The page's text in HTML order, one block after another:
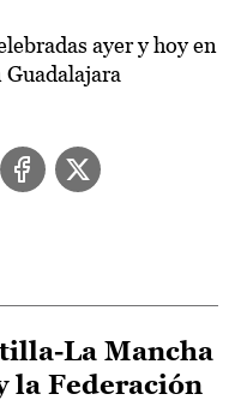
ayer y hoy en
Guadalajara
La Mancha
la Federación